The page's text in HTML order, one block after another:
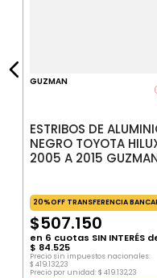
GUZMAN
ESTRIBOS DE
NEGRO TOYOTA
2005 A 2015
20%OFF TRANSFERENCIA
$507.150
en 6 cuotas SIN INTERÉS
$ 84.525
Precio sin impuestos nacionales:
$ 419.132,23
Precio por unidad:$ 419.132,23